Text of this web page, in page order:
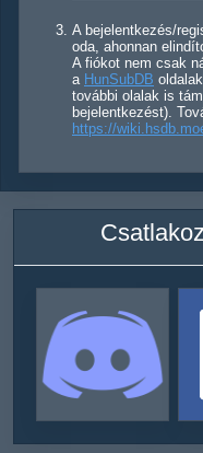
A bejelentkezés/
oda, ahonnan
A fiókot nem csak
a HunSubDB
további olalak is
bejelentkezést).
https://